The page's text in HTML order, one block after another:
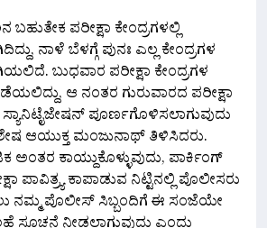
ಪರೀಕ್ಷಾ ಕೇಂದ್ರಗಳಲ್ಲಿ
ನಾಳೆ ಬೆಳಗ್ಗೆ ಪುನಃ ಎಲ್ಲ ಕೇಂದ್ರಗಳ
ಬುಧವಾರ ಪರೀಕ್ಷಾ ಕೇಂದ್ರಗಳ
ಆ ನಂತರ ಗುರುವಾರದ ಪರೀಕ್ಷಾ
ಸ್ಯಾನಿಟೈಜೇಷನ್ ಪೂರ್ಣಗೊಳಿಸಲಾಗುವುದು
ಆಯುಕ್ತ ಮಂಜುನಾಥ್‌ ತಿಳಿಸಿದರು.
ಅಂತರ ಕಾಯ್ದುಕೊಳ್ಳುವುದು, ಪಾರ್ಕಿಂಗ್
ಪಾವಿತ್ರ್ಯ ಕಾಪಾಡುವ ನಿಟ್ಟಿನಲ್ಲಿ ಪೊಲೀಸರು
ನಮ್ಮ ಪೊಲೀಸ್ ಸಿಬ್ಬಂದಿಗೆ ಈ ಸಂಜೆಯೇ